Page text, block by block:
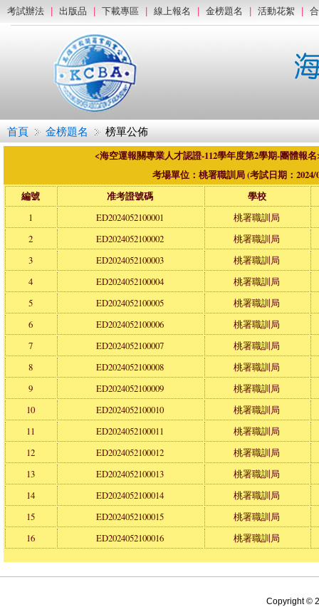
考試辦法 出版品 下載專區 線上報名 金榜題名 活動花絮
首頁 金榜題名 榜單公佈
<海空運報關專業人才認證-112學年度第2學期-團體報
考場單位：桃署職訓局 (考試日期：2024/
編號
准考證號碼
學校
1
ED2024052100001
桃署職訓局
2
ED2024052100002
桃署職訓局
3
ED2024052100003
桃署職訓局
4
ED2024052100004
桃署職訓局
5
ED2024052100005
桃署職訓局
6
ED2024052100006
桃署職訓局
7
ED2024052100007
桃署職訓局
8
ED2024052100008
桃署職訓局
9
ED2024052100009
桃署職訓局
10
ED2024052100010
桃署職訓局
11
ED2024052100011
桃署職訓局
12
ED2024052100012
桃署職訓局
13
ED2024052100013
桃署職訓局
14
ED2024052100014
桃署職訓局
15
ED2024052100015
桃署職訓局
16
ED2024052100016 桃署職訓局
Copyright ©